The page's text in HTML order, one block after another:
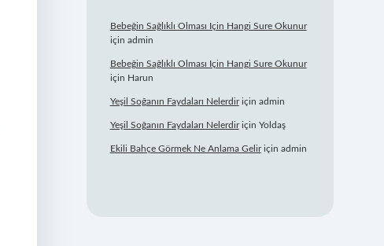
Bebeğin Sağlıklı Olması Için Hangi Sure Okunur
için admin
Bebeğin Sağlıklı Olması Için Hangi Sure Okunur
için Harun
Yeşil Soğanın Faydaları Nelerdiriçin admin
Yeşil Soğanın Faydaları Nelerdiriçin Yoldaş
Ekili Bahçe Görmek Ne Anlama Geliriçin admin